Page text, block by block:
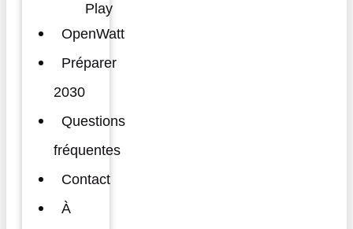
Play
OpenWatt
Préparer
2030
Questions
fréquentes
Contact
À